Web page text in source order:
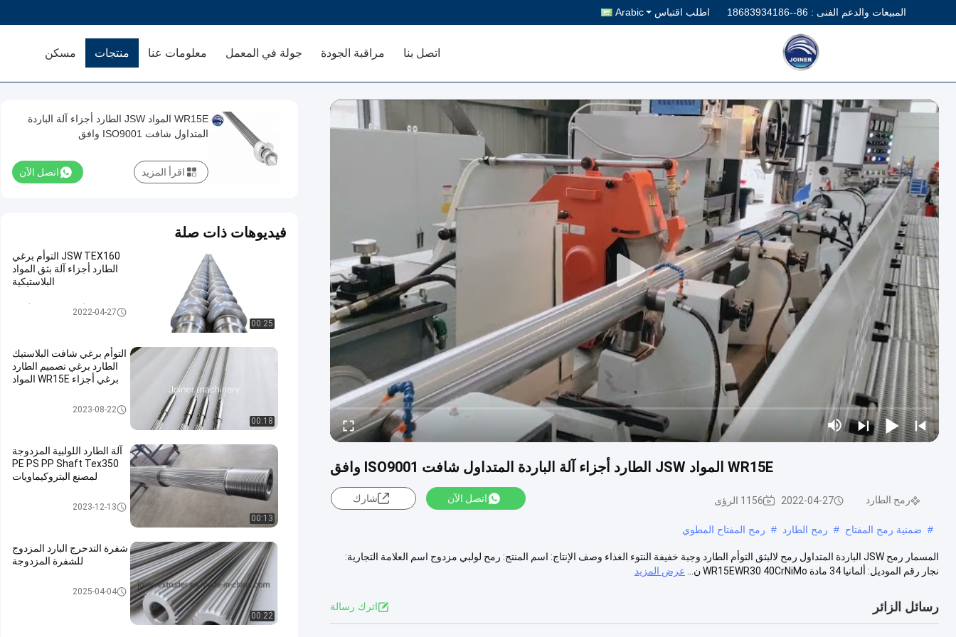
المبيعات والدعم الفنى : 86--18683934186 اطلب اقتباس Arabic
مسكن منتجات معلومات عنا جولة في المعمل مراقبة الجودة اتصل بنا
WR15E المواد JSW الطارد أجزاء آلة الباردة المتداول شافت ISO9001 وافق
رمح الطارد 2022-04-27 1156 الرؤى اتصل الآن شارك
# ضمنية رمح المفتاح # رمح الطارد # رمح المفتاح المطوي
المسمار رمح JSW الباردة المتداول رمح لالبثق التوأم الطارد وجبة خفيفة النتوء الغذاء وصف الإنتاج: اسم المنتج: رمح لولبي مزدوج اسم العلامة التجارية:
نجار رقم الموديل: ألمانيا 34 مادة WR15EWR30 40CrNiMo ن...
عرض المزيد
رسائل الزائر اترك رسالة
WR15E المواد JSW الطارد أجزاء آلة الباردة
المتداول شافت ISO9001 وافق
اتصل الآن اقرأ المزيد
فيديوهات ذات صلة
00:25
JSW TEX160 التوأم برغي
الطارد أجزاء آلة بثق المواد
البلاستيكية
التوأم برغي الطارد أجزاء
2022-04-27
00:18
التوأم برغي شافت البلاستيك
الطارد برغي تصميم الطارد
برغي أجزاء WR15E المواد
2023-08-22
00:13
آلة الطارد اللولبية المزدوجة
PE PS PP Shaft Tex350
لمصنع البتروكيماويات
2023-12-13
00:22
شفرة التدحرج البارد المزدوج
للشفرة المزدوجة
2025-04-04